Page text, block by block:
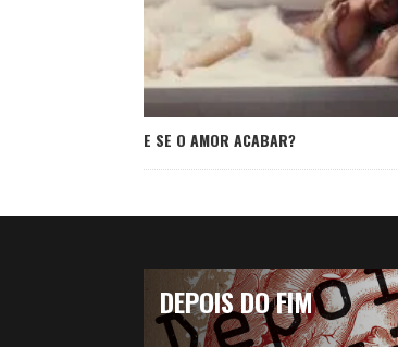
E SE O AMOR ACABAR?
DEPOIS DO FIM